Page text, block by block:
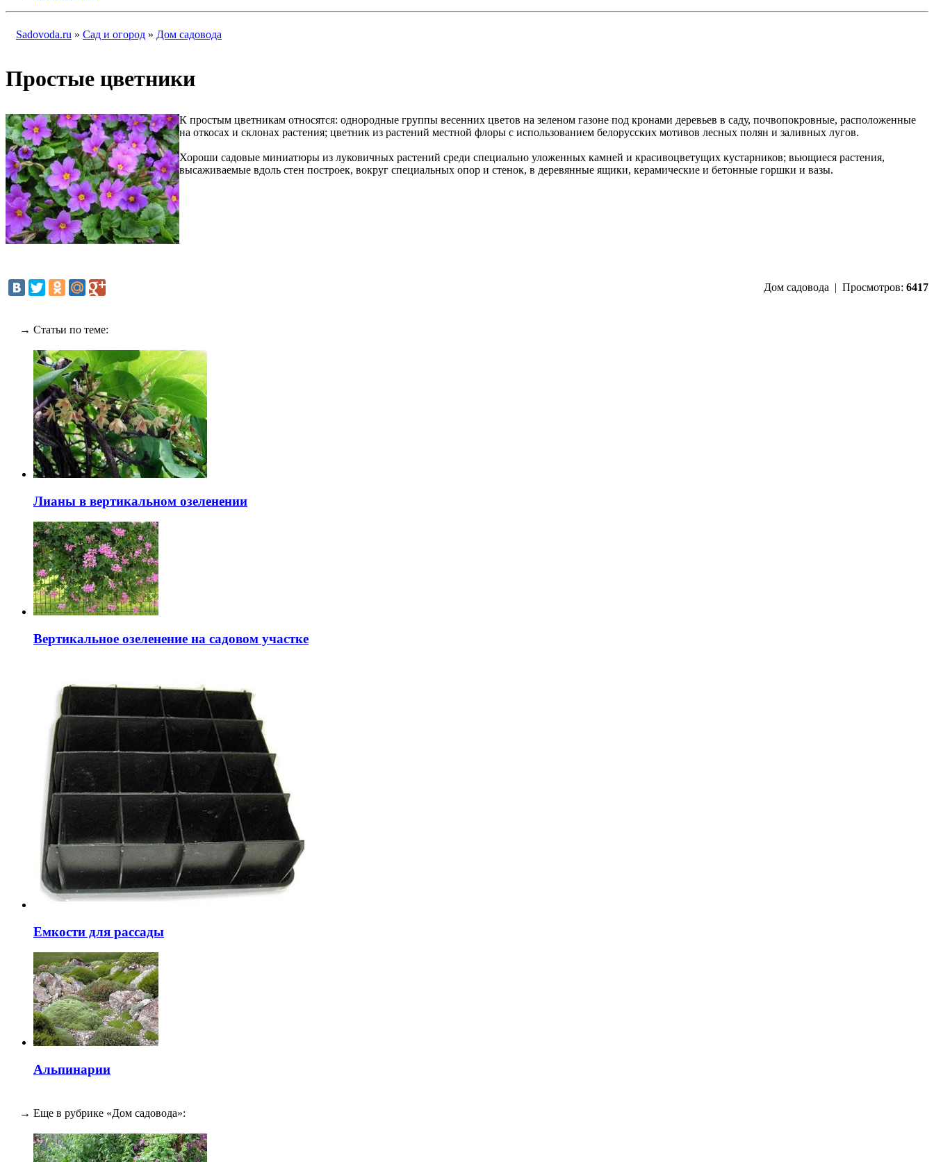
Sadovoda.ru » Сад и огород » Дом садовода
Простые цветники
К простым цветникам относятся: однородные группы весенних цветов на зеленом газоне под кронами деревьев в саду, почвопокровные, расположенные
на откосах и склонах растения; цветник из растений местной флоры с использованием белорусских мотивов лесных полян и заливных лугов.
Хороши садовые миниатюры из луковичных растений среди специально уложенных камней и красивоцветущих кустарников; вьющиеся растения,
высаживаемые вдоль стен построек, вокруг специальных опор и стенок, в деревянные ящики, керамические и бетонные горшки и вазы.
Дом садовода | Просмотров: 6417
→ Статьи по теме:
Лианы в вертикальном озеленении
Вертикальное озеленение на садовом участке
Емкости для рассады
Альпинарии
→ Еще в рубрике «Дом садовода»: